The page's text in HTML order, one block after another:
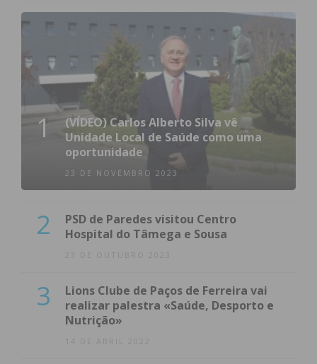
1
(VÍDEO) Carlos Alberto Silva vê
Unidade Local de Saúde como uma
oportunidade
23 DE NOVEMBRO 2023
2
PSD de Paredes visitou Centro
Hospital do Tâmega e Sousa
23 DE OUTUBRO 2023
3
Lions Clube de Paços de Ferreira vai
realizar palestra «Saúde, Desporto e
Nutrição»
14 DE ABRIL 2022